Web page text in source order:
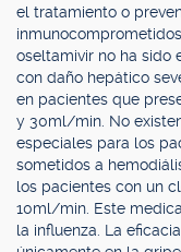
el tratamiento o
oseltamivir no ha sido
con daño hepático
en pacientes que
y 30ml/min. No
especiales para los
sometidos a
los pacientes con un
10ml/min. Este
la influenza. La